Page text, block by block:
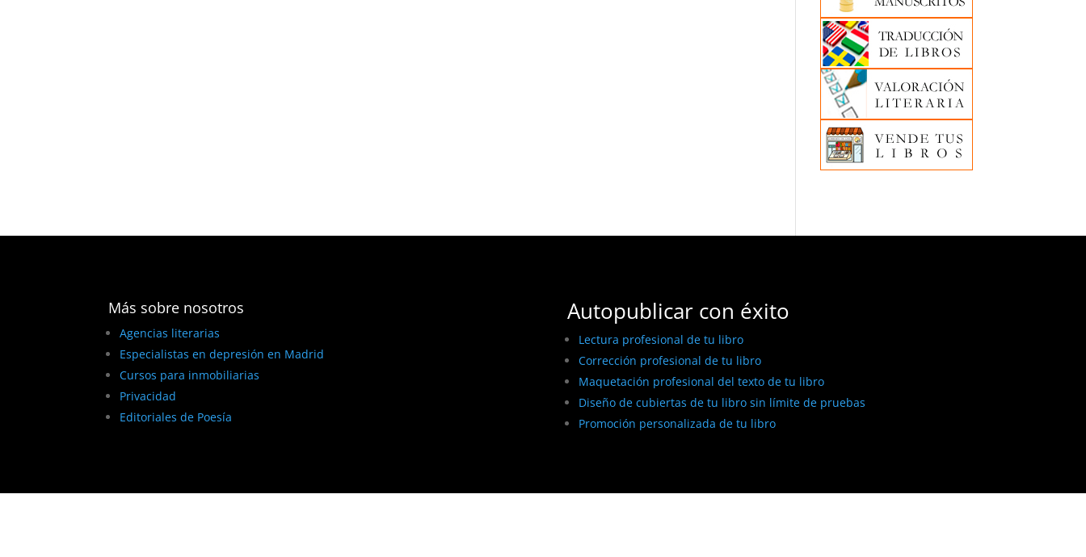
Más sobre nosotros
Agencias literarias
Especialistas en depresión en Madrid
Cursos para inmobiliarias
Privacidad
Editoriales de Poesía
Autopublicar con éxito
Lectura profesional de tu libro
Corrección profesional de tu libro
Maquetación profesional del texto de tu libro
Diseño de cubiertas de tu libro sin límite de pruebas
Promoción personalizada de tu libro